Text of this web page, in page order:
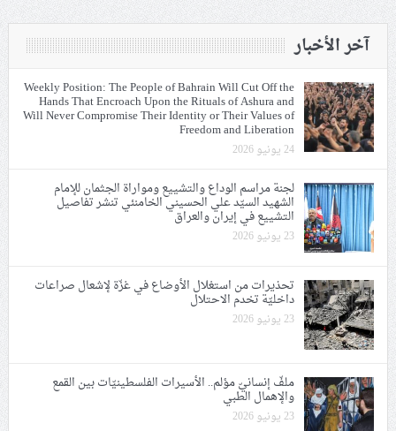
آخر الأخبار
Weekly Position: The People of Bahrain Will Cut Off the
Hands That Encroach Upon the Rituals of Ashura and
Will Never Compromise Their Identity or Their Values of
Freedom and Liberation
24 يونيو 2026
لجنة مراسم الوداع والتشييع ومواراة الجثمان للإمام
الشهيد السيّد علي الحسيني الخامنئي تنشر تفاصيل
التشييع في إيران والعراق
23 يونيو 2026
تحذيرات من استغلال الأوضاع في غزّة لإشعال صراعات
داخليّة تخدم الاحتلال
23 يونيو 2026
ملفّ إنسانيّ مؤلم.. الأسيرات الفلسطينيّات بين القمع
والإهمال الطبي
23 يونيو 2026